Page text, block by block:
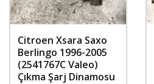
Citroen Xsara Saxo
Berlingo 1996-2005
(2541767C Valeo)
Çıkma Şarj Dinamosu